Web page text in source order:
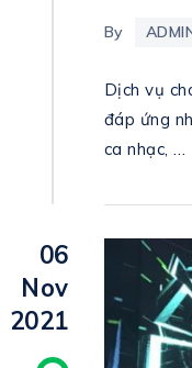
By
Dịch vụ
đáp ứng
ca nhạc, …
06
Nov
2021